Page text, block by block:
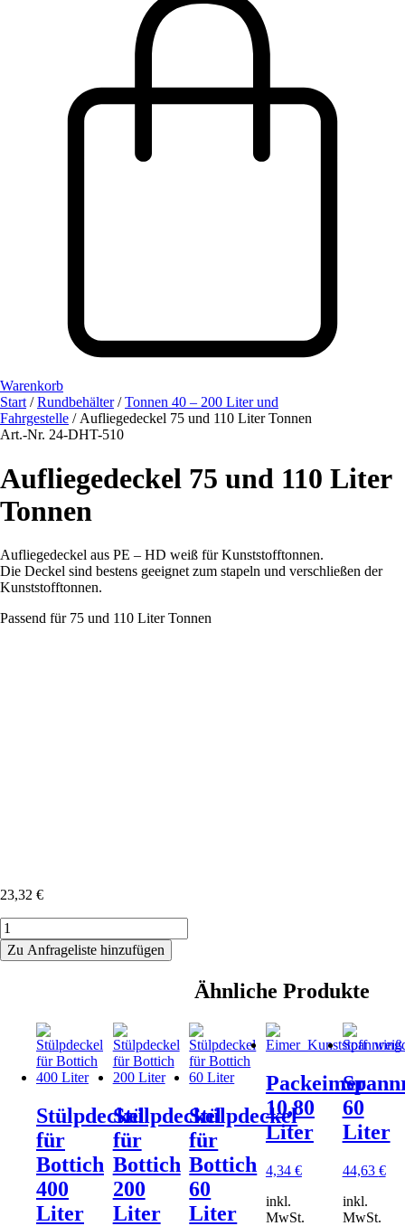
Warenkorb
Start /Rundbehälter/Tonnen 40 – 200 Liter und
Fahrgestelle / Aufliegedeckel 75 und 110 Liter Tonnen
Art.-Nr. 24-DHT-510
Aufliegedeckel 75 und 110 Liter
Tonnen
Aufliegedeckel aus PE – HD weiß für Kunststofftonnen.
Die Deckel sind bestens geeignet zum stapeln und verschließen der
Kunststofftonnen.
Passend für 75 und 110 Liter Tonnen
23,32 €
Aufliegedeckel
75
und
Menge
Zu Anfrageliste hinzufügen
Ähnliche Produkte
Stülpdeckel
für
Bottich
400
Liter
Stülpdeckel
für
Bottich
200
Liter
Stülpdeckel
für
Bottich
60
Liter
Packeimer
10,80
Liter
4,34 €
inkl.
MwSt.
60
Liter
44,63 €
inkl.
MwSt.